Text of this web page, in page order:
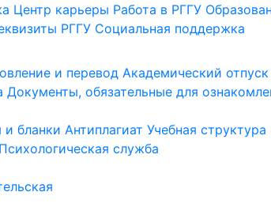
Центр карьеры Работа в РГГУ
РГГУ Социальная поддержка
и перевод Академический отпуск
Документы, обязательные для
бланки Антиплагиат Учебная структура
Психологическая служба